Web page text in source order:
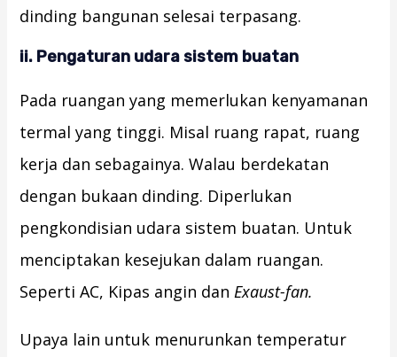
dinding bangunan selesai terpasang.
ii. Pengaturan udara sistem buatan
Pada ruangan yang memerlukan kenyamanan
termal yang tinggi. Misal ruang rapat, ruang
kerja dan sebagainya. Walau berdekatan
dengan bukaan dinding. Diperlukan
pengkondisian udara sistem buatan. Untuk
menciptakan kesejukan dalam ruangan.
Seperti AC, Kipas angin danExaust-fan.
Upaya lain untuk menurunkan temperatur